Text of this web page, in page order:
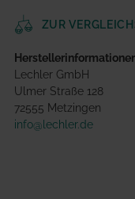
ZUR
Lechler GmbH
Ulmer Straße 128
72555 Metzingen
info@lechler.de